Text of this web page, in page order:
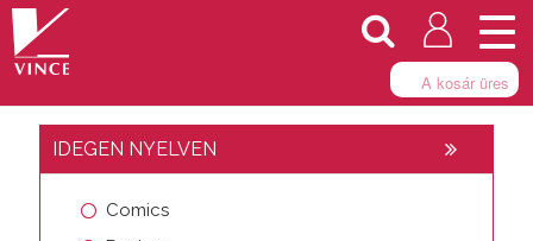
A kosár üres
IDEGEN NYELVEN
Comics